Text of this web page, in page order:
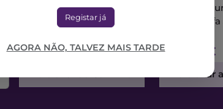
Registar já
AGORA NÃO, TALVEZ MAIS TARDE
Nuxe Nuxuriance Ultra
Creme Dia Alfa 3R
71,42€
Nuxe
Sérum
73,56€
Adicionar